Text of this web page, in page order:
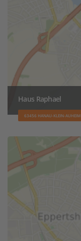
Haus Raphael
63456 HANAU-KLEIN-AUHEIM